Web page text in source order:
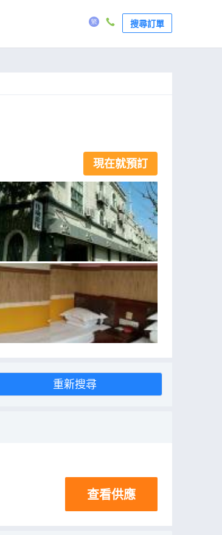
搜尋訂單
現在就預訂
重新搜尋
查看供應